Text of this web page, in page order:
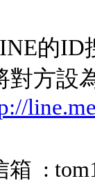
ID搜
對方設
箱 :